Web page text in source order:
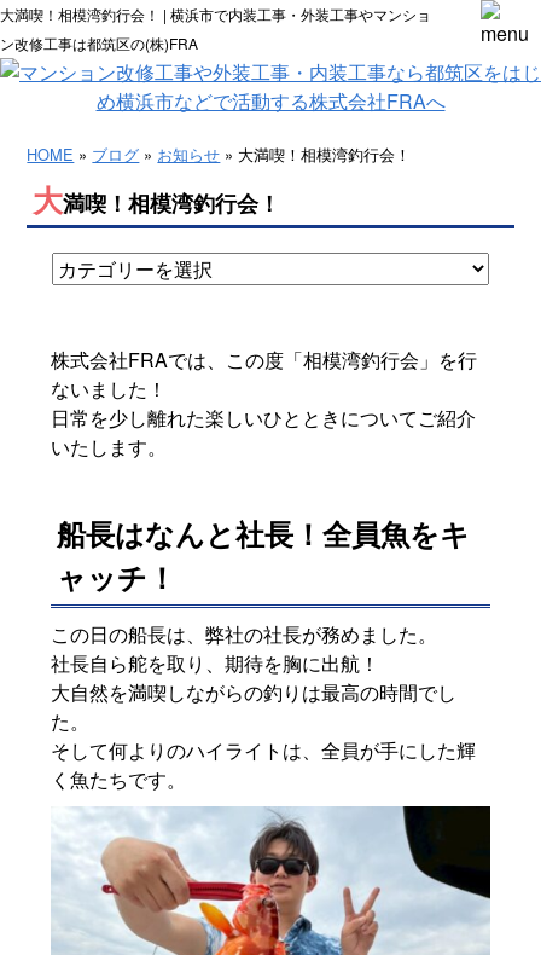
大満喫！相模湾釣行会！ | 横浜市で内装工事・外装工事やマンショ
ン改修工事は都筑区の(株)FRA
HOME » ブログ » お知らせ » 大満喫！相模湾釣行会！
大満喫！相模湾釣行会！
株式会社FRAでは、この度「相模湾釣行会」を行
ないました！
日常を少し離れた楽しいひとときについてご紹介
いたします。
船長はなんと社長！全員魚をキ
ャッチ！
この日の船長は、弊社の社長が務めました。
社長自ら舵を取り、期待を胸に出航！
大自然を満喫しながらの釣りは最高の時間でし
た。
そして何よりのハイライトは、全員が手にした輝
く魚たちです。